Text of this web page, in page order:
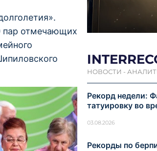
пар отмечающих
НОВОСТИ -
Рекорд недели:
татуировку во
03.08.2026
Рекорды по